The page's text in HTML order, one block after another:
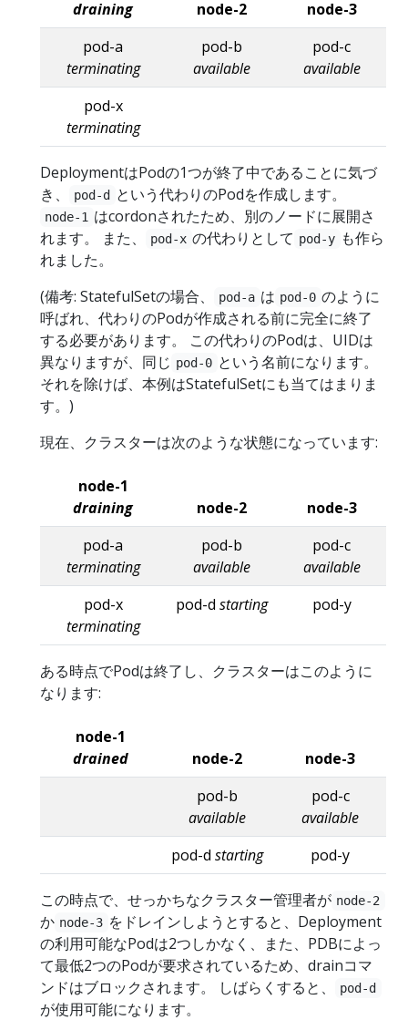
draining node-2
node-3
pod-a
terminating
pod-b
available
pod-c
available
pod-x
terminating
DeploymentはPodの1つが終了中であることに気づ
き、
pod-d という代わりのPodを作成します。
node-1 はcordonされたため、別のノードに展開さ
れます。 また、
pod-x の代わりとして pod-y も作ら
れました。
(備考: StatefulSetの場合、
pod-a は pod-0 のように
呼ばれ、代わりのPodが作成される前に完全に終了
する必要があります。 この代わりのPodは、UIDは
異なりますが、同じ pod-0 という名前になります。
それを除けば、本例はStatefulSetにも当てはまりま
す。)
現在、クラスターは次のような状態になっています:
node-1
draining
node-2
node-3
pod-a
terminating
pod-b
available
pod-c
available
pod-x
terminating
pod-d starting pod-y
ある時点でPodは終了し、クラスターはこのように
なります:
node-1
drained
node-2
node-3
pod-b
available
pod-c
available
pod-d starting pod-y
この時点で、せっかちなクラスター管理者が node-2
か node-3 をドレインしようとすると、Deployment
の利用可能なPodは2つしかなく、また、PDBによっ
て最低2つのPodが要求されているため、drainコマ
ンドはブロックされます。 しばらくすると、
pod-d
が使用可能になります。